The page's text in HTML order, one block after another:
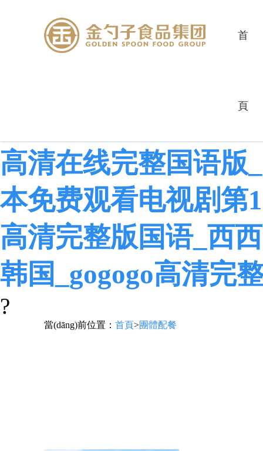
高清在线完整国语版
本免费观看电视剧第
高清完整版国语_西
韩国_gogogo高清完
?
首
頁
當(dāng)前位置： 首頁>團體配餐